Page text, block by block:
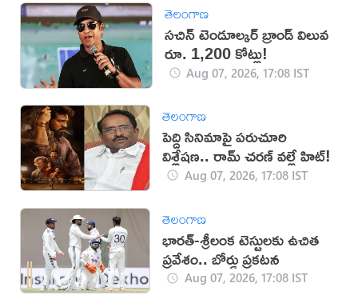
తెలంగాణ
సచిన్ టెండూల్కర్ బ్రాండ్ విలువ
రూ. 1,200 కోట్లు!
Aug 07, 2026, 17:08 IST
తెలంగాణ
పెద్ది సినిమాపై పరుచూరి
విశ్లేషణ.. రామ్ చరణ్ వల్లే హిట్!
Aug 07, 2026, 17:08 IST
తెలంగాణ
భారత్-శ్రీలంక టెస్టులకు ఉచిత
ప్రవేశం.. బోర్డు ప్రకటన
Aug 07, 2026, 17:08 IST